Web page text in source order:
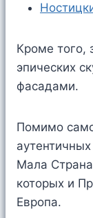
Кроме того,
эпических
фасадами.
Помимо
Мала Страна
которых и
Европа.